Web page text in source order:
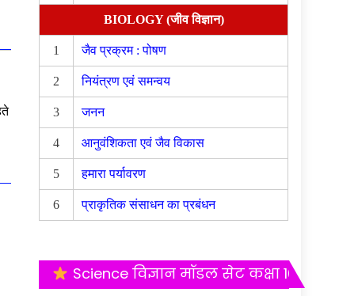
BIOLOGY (जीव विज्ञान)
1 जैव प्रक्रम : पोषण
2 नियंत्रण एवं समन्वय
3 जनन
4 आनुवंशिकता एवं जैव विकास
5 हमारा पर्यावरण
6 प्राकृतिक संसाधन का प्रबंधन
Science विज्ञान मॉडल सेट कक्षा 10